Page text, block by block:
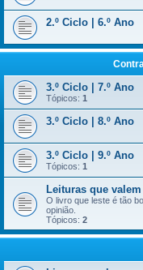
2.º Ciclo | 6.º Ano
3.º Ciclo | 7.º Ano
Tópicos: 1
3.º Ciclo | 8.º Ano
3.º Ciclo | 9.º Ano
Tópicos: 1
Leituras que
O livro que leste é tão
opinião.
Tópicos: 2